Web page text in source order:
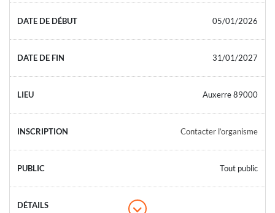
05/01/2026
31/01/2027
Auxerre 89000
Contacter l’organisme
Tout public